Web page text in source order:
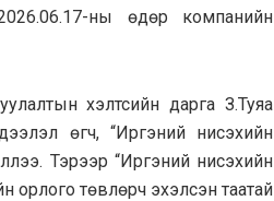
ны өдөр компанийн
хэлтсийн дарга З.Туяа
өгч, “Иргэний нисэхийн
Тэрээр “Иргэний нисэхийн
орлого төвлөрч эхэлсэн таатай